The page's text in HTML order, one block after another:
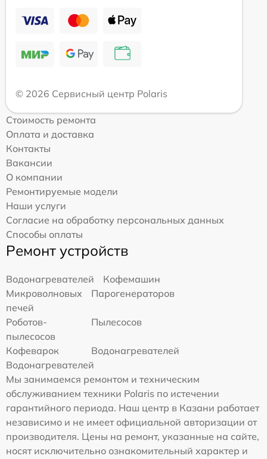
© 2026 Сервисный центр Polaris
Стоимость ремонта
Оплата и доставка
Контакты
Вакансии
О компании
Ремонтируемые модели
Наши услуги
Согласие на обработку персональных данных
Способы оплаты
Ремонт устройств
Водонагревателей
Кофемашин
Микроволновых
печей
Парогенераторов
Роботов-
пылесосов
Пылесосов
Кофеварок
Водонагревателей
Водонагревателей
Мы занимаемся ремонтом и техническим
обслуживанием техники Polaris по истечении
гарантийного периода. Наш центр в Казани работает
независимо и не имеет официальной авторизации от
производителя. Цены на ремонт, указанные на сайте,
носят исключительно ознакомительный характер и